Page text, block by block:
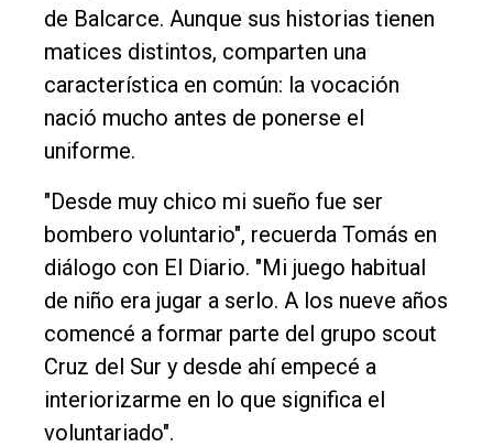
El
único
Balcarce
Inicio
Tendencia
Int.
General
de Balcarce. Aunque sus historias tienen
matices distintos, comparten una
característica en común: la vocación
nació mucho antes de ponerse el
uniforme.
"Desde muy chico mi sueño fue ser
bombero voluntario", recuerda Tomás en
diálogo con El Diario. "Mi juego habitual
de niño era jugar a serlo. A los nueve años
comencé a formar parte del grupo scout
Cruz del Sur y desde ahí empecé a
interiorizarme en lo que significa el
voluntariado".